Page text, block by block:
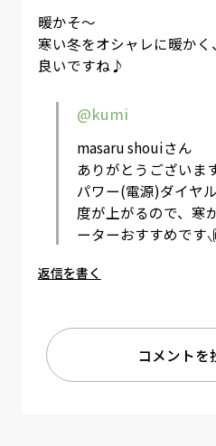
暖かそ〜
寒い冬をオシャレに暖かく、
良いですね♪
@kumi
masaru shouiさん
ありがとうございま
パワー(電源)ダイヤ
度が上がるので、寒
ーターおすすめです
返信を書く
コメントを